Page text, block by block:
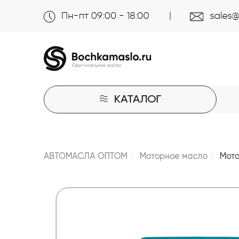
Пн-пт 09:00 - 18:00
КАТАЛОГ
АВТОМАСЛА ОПТОМ Моторное масло